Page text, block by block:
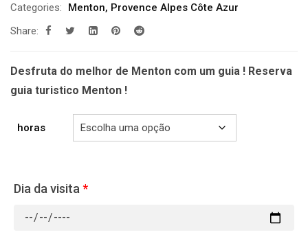
prix :
699.00€
Categories: Menton, Provence Alpes Côte Azur
Share:
Desfruta do melhor de Menton com um guia ! Reserva
guia turistico Menton !
horas
Dia da visita *